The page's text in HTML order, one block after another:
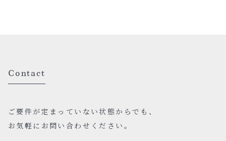
Contact
ご要件が定まっていない状態からでも、
お気軽にお問い合わせください。